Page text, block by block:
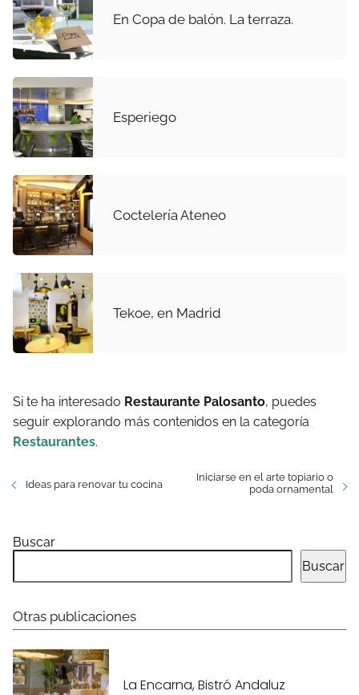
En Copa de balón. La terraza.
Esperiego
Coctelería Ateneo
Tekoe, en Madrid
Si te ha interesado Restaurante Palosanto, puedes
seguir explorando más contenidos en la categoría
Restaurantes.
Ideas para renovar tu cocina
Iniciarse en el arte topiario o
poda ornamental
Buscar
Buscar
Otras publicaciones
La Encarna, Bistró Andaluz